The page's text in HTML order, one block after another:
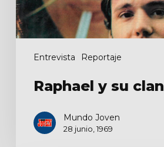
Entrevista Reportaje
Raphael y su clan
Mundo Joven
28 junio, 1969